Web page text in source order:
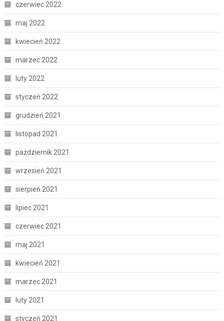
czerwiec 2022
maj 2022
kwiecień 2022
marzec 2022
luty 2022
styczeń 2022
grudzień 2021
listopad 2021
październik 2021
wrzesień 2021
sierpień 2021
lipiec 2021
czerwiec 2021
maj 2021
kwiecień 2021
marzec 2021
luty 2021
styczeń 2021